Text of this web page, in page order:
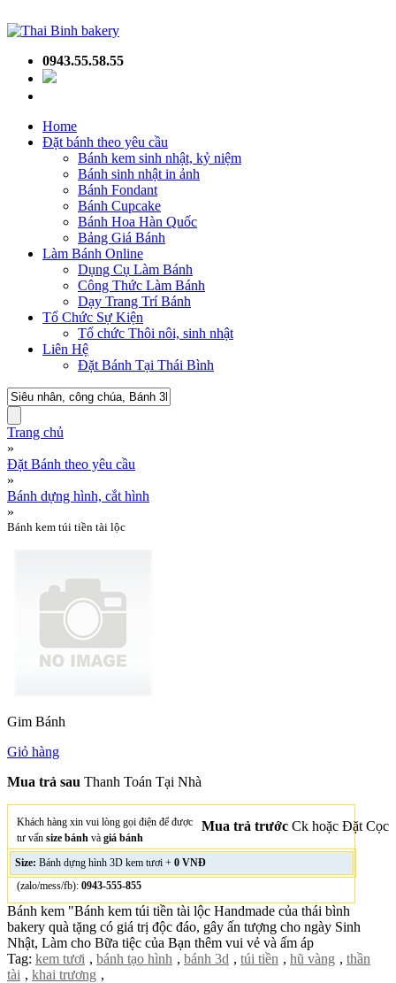
0943.55.58.55
Home
Đặt bánh theo yêu cầu
Bánh kem sinh nhật, kỷ niệm
Bánh sinh nhật in ảnh
Bánh Fondant
Bánh Cupcake
Bánh Hoa Hàn Quốc
Bảng Giá Bánh
Làm Bánh Online
Dụng Cụ Làm Bánh
Công Thức Làm Bánh
Dạy Trang Trí Bánh
Tổ Chức Sự Kiện
Tổ chức Thôi nôi, sinh nhật
Liên Hệ
Đặt Bánh Tại Thái Bình
Trang chủ
»
Đặt Bánh theo yêu cầu
»
Bánh dựng hình, cắt hình
»
Bánh kem túi tiền tài lộc
Gim Bánh
Giỏ hàng
Mua trả sau Thanh Toán Tại Nhà
Mua trả trước Ck hoặc Đặt Cọc
Size: Bánh dựng hình 3D kem tươi + 0 VNĐ
Khách hàng xin vui lòng gọi điện để được
tư vấn size bánh và giá bánh
(zalo/mess/fb): 0943-555-855
Bánh kem "Bánh kem túi tiền tài lộc Handmade của thái bình
bakery quà tặng có giá trị độc đáo, gây ấn tượng cho ngày Sinh
Nhật, Làm cho Bữa tiệc của Bạn thêm vui vẻ và ấm áp
Tag: kem tươi , bánh tạo hình , bánh 3d , túi tiền , hũ vàng , thần
tài , khai trương ,